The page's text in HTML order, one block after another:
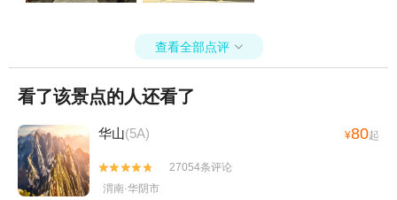
查看全部点评 
看了该景点的人还看了
华山(5A) ¥80起


27054条评论
渭南·华阴市